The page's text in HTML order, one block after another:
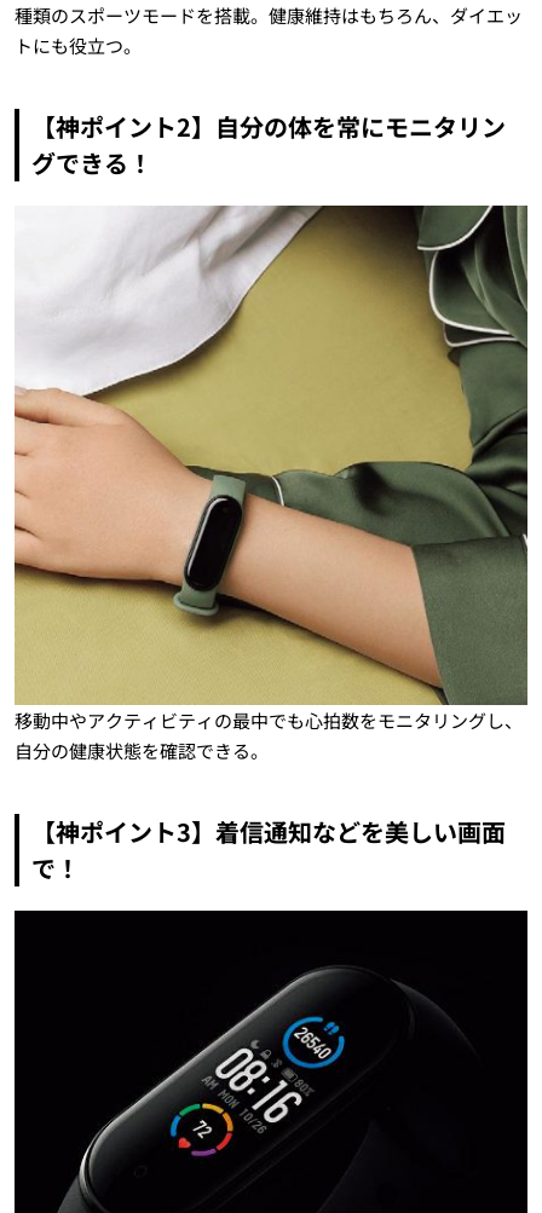
種類のスポーツモードを搭載。健康維持はもちろん、ダイエッ
トにも役立つ。
【神ポイント2】自分の体を常にモニタリン
グできる！
移動中やアクティビティの最中でも心拍数をモニタリングし、
自分の健康状態を確認できる。
【神ポイント3】着信通知などを美しい画面
で！